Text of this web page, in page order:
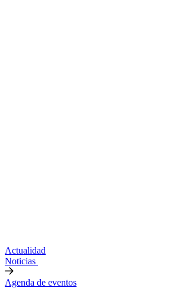
Actualidad
Noticias
Agenda de eventos